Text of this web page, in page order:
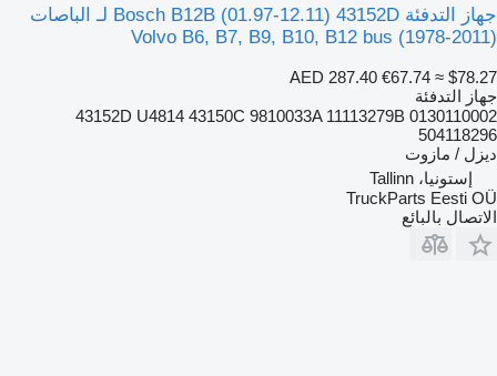
جهاز التدفئة Bosch B12B (01.97-12.11) 43152D لـ الباصات
Volvo B6, B7, B9, B10, B12 bus (1978-2011)
AED 287.40 €67.74 ≈ $78.27
جهاز التدفئة
43152D U4814 43150C 9810033A 11113279B 0130110002
504118296
ديزل / مازوت
إستونيا، Tallinn
TruckParts Eesti OÜ
الاتصال بالبائع